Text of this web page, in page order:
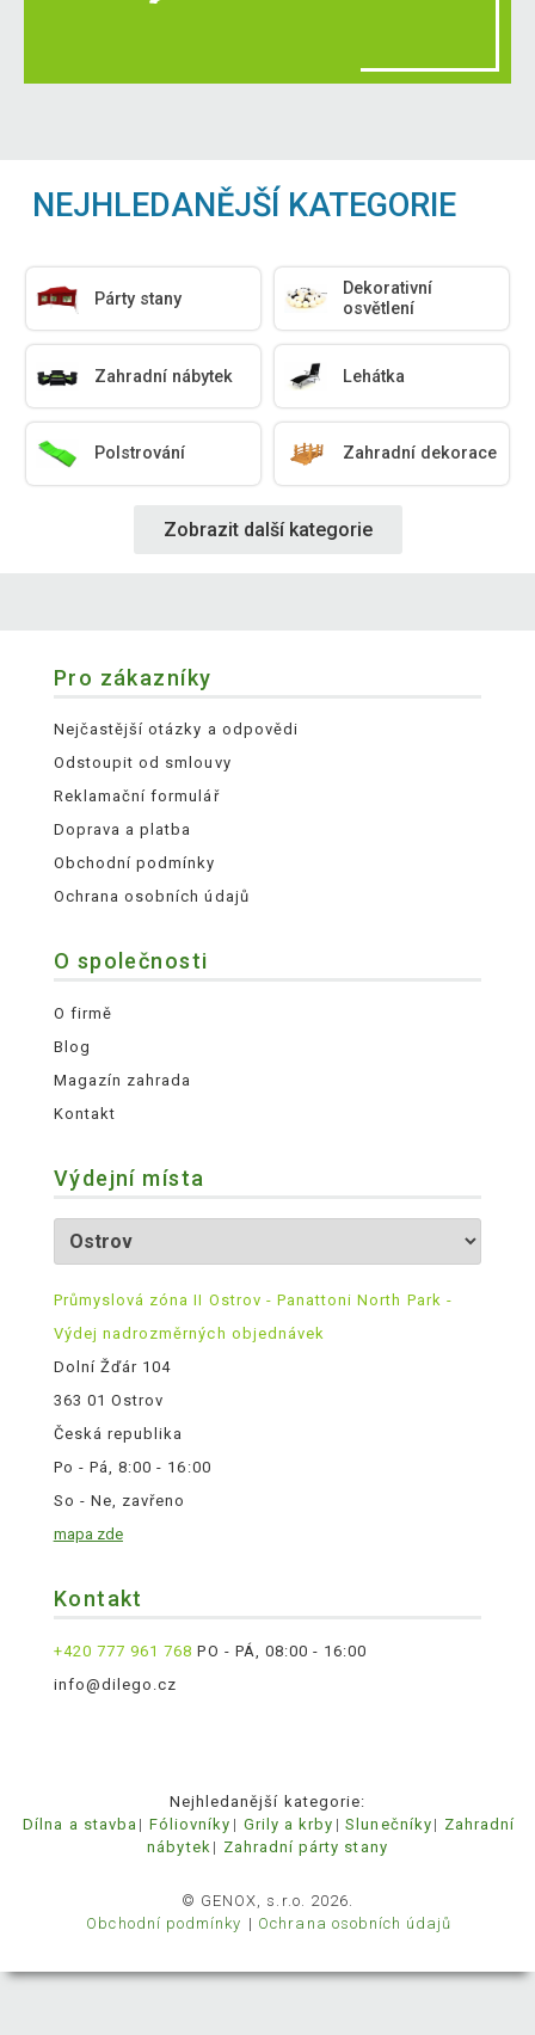
NEJHLEDANĚJŠÍ KATEGORIE
Párty stany
Dekorativní
osvětlení
Zahradní nábytek Lehátka
Polstrování Zahradní dekorace
Zobrazit další kategorie
Pro zákazníky
Nejčastější otázky a odpovědi
Odstoupit od smlouvy
Reklamační formulář
Doprava a platba
Obchodní podmínky
Ochrana osobních údajů
O společnosti
O firmě
Blog
Magazín zahrada
Kontakt
Výdejní místa
Průmyslová zóna II Ostrov - Panattoni North Park -
Výdej nadrozměrných objednávek
Dolní Žďár 104
363 01 Ostrov
Česká republika
Po - Pá, 8:00 - 16:00
So - Ne, zavřeno
mapa zde
Kontakt
+420 777 961 768 PO - PÁ, 08:00 - 16:00
info@dilego.cz
Nejhledanější kategorie:
Dílna a stavba
Fóliovníky Grily a krby Slunečníky
Zahradní
nábytek
Zahradní párty stany
© GENOX, s.r.o. 2026.
Obchodní podmínky
Ochrana osobních údajů